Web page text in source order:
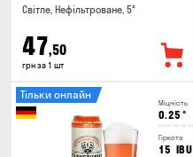
Світле, Нефільтроване, 5°
47,50
грн за 1 шт
Міцність
0.25 °
Гіркота
15 IBU
Тільки онлайн